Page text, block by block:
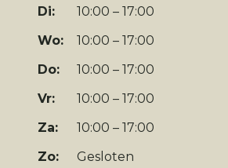
Di:
10:00 – 17:00
Wo:
10:00 – 17:00
Do:
10:00 – 17:00
Vr:
10:00 – 17:00
Za:
10:00 – 17:00
Zo:
Gesloten